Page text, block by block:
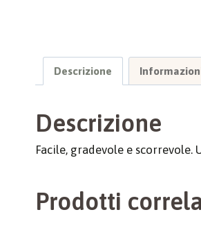
Descrizione
Descrizione
Facile, gradevole e
Prodotti